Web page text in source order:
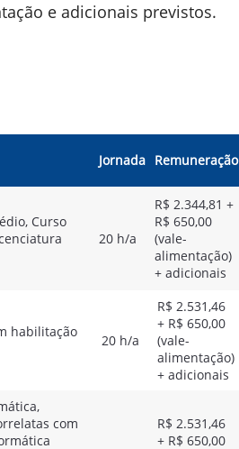
e adicionais previstos.
Jornada Remuneração
Curso
20 h/a
R$ 2.344,81 +
R$ 650,00
(vale-
alimentação)
+ adicionais
habilitação
20 h/a
R$ 2.531,46
+ R$ 650,00
(vale-
alimentação)
+ adicionais
com
R$ 2.531,46
+ R$ 650,00